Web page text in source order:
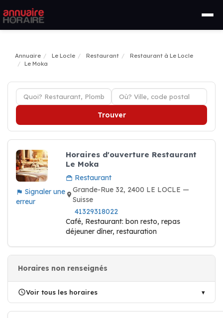
Annuaire Le Locle Restaurant
Restaurant à Le Locle
Le Moka
Trouver
Signaler une
erreur
Horaires d'ouverture Restaurant
Le Moka
Restaurant
Grande-Rue 32, 2400 LE LOCLE —
Suisse
41329318022
Café, Restaurant: bon resto, repas
déjeuner dîner, restauration
Horaires non renseignés
Voir tous les horaires